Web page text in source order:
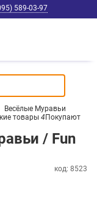
589-03-97
Весёлые Муравьи
товары4 Покупают
/ Fun
код: 8523